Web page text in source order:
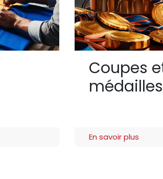
Coupes
médailles
En savoir plus